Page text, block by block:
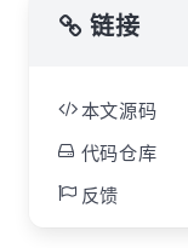
链接
本文源码
代码仓库
反馈